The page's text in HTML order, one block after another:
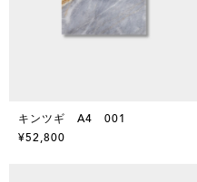
キンツギ A4 001
¥52,800